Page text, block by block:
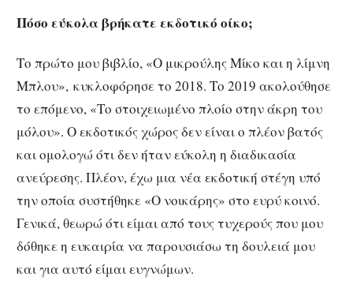
Πόσο εύκολα βρήκατε εκδοτικό οίκο;
Το πρώτο μου βιβλίο, «Ο μικρούλης Μίκο και η λίμνη
Μπλου», κυκλοφόρησε το 2018. Το 2019 ακολούθησε
το επόμενο, «Το στοιχειωμένο πλοίο στην άκρη του
μόλου». Ο εκδοτικός χώρος δεν είναι ο πλέον βατός
και ομολογώ ότι δεν ήταν εύκολη η διαδικασία
ανεύρεσης. Πλέον, έχω μια νέα εκδοτική στέγη υπό
την οποία συστήθηκε «Ο νοικάρης» στο ευρύ κοινό.
Γενικά, θεωρώ ότι είμαι από τους τυχερούς που μου
δόθηκε η ευκαιρία να παρουσιάσω τη δουλειά μου
και για αυτό είμαι ευγνώμων.